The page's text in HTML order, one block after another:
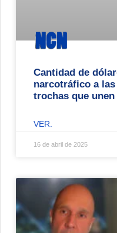
Cantidad de
narcotráfico a
trochas que
VER.
16 de abril de 2025